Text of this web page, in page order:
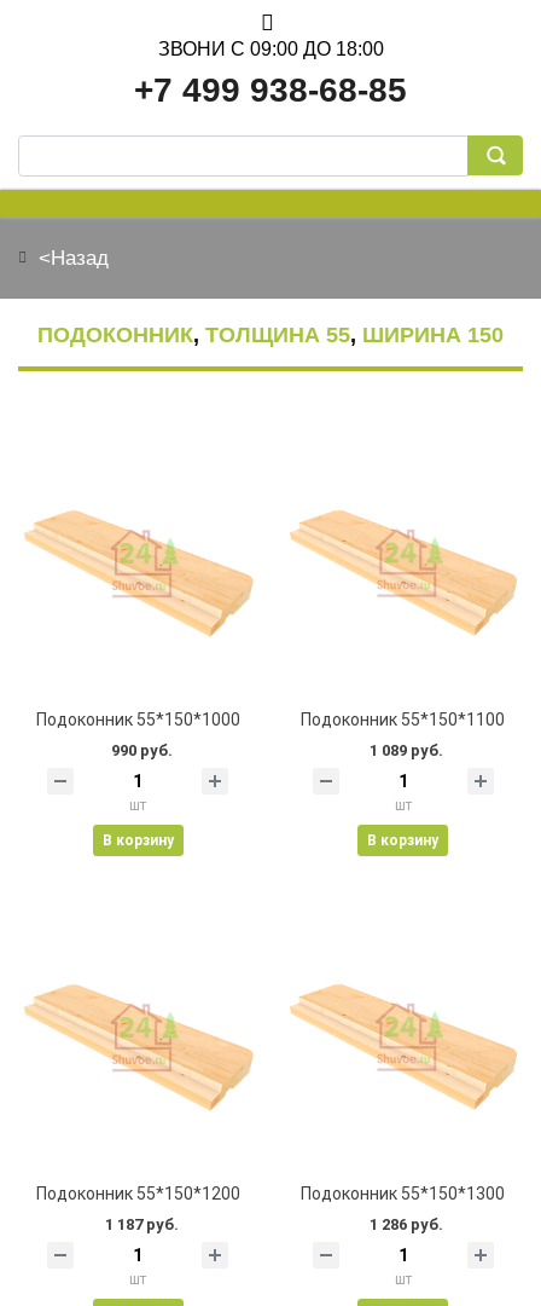
ЗВОНИ С 09:00 ДО 18:00
+7 499 938-68-85
<Назад
ПОДОКОННИК, ТОЛЩИНА 55, ШИРИНА 150
Подоконник 55*150*1000
990 руб.
шт
В корзину
Подоконник 55*150*1100
1 089 руб.
шт
В корзину
Подоконник 55*150*1200
1 187 руб.
шт
Подоконник 55*150*1300
1 286 руб.
шт